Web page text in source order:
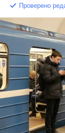
Проверено